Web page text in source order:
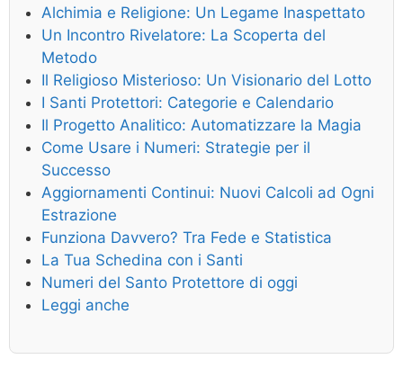
Alchimia e Religione: Un Legame Inaspettato
Un Incontro Rivelatore: La Scoperta del
Metodo
Il Religioso Misterioso: Un Visionario del Lotto
I Santi Protettori: Categorie e Calendario
Il Progetto Analitico: Automatizzare la Magia
Come Usare i Numeri: Strategie per il
Successo
Aggiornamenti Continui: Nuovi Calcoli ad Ogni
Estrazione
Funziona Davvero? Tra Fede e Statistica
La Tua Schedina con i Santi
Numeri del Santo Protettore di oggi
Leggi anche